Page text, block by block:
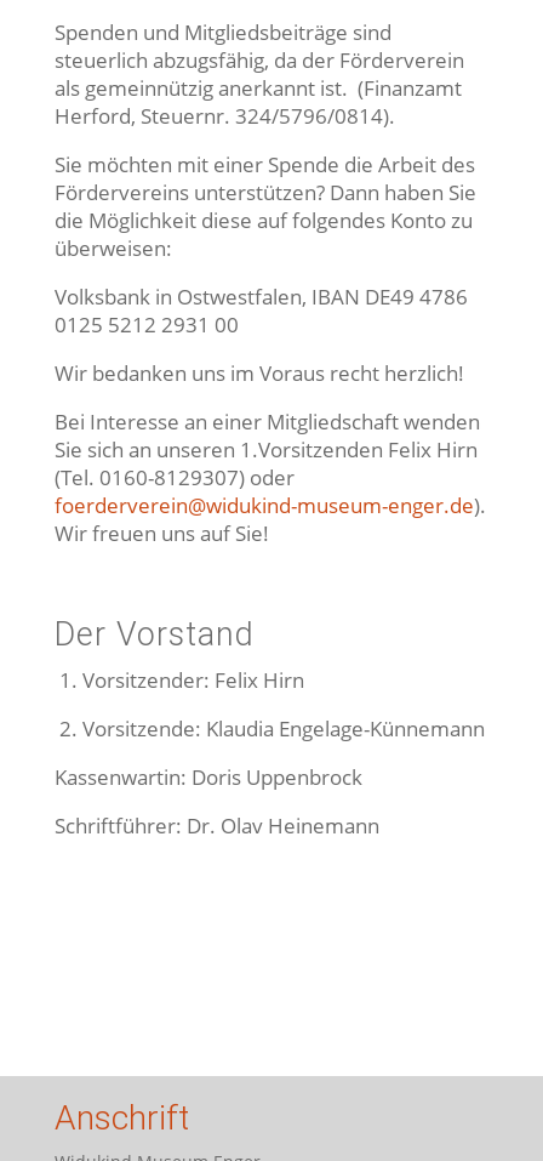
Spenden und Mitgliedsbeiträge sind
steuerlich abzugsfähig, da der Förderverein
als gemeinnützig anerkannt ist. (Finanzamt
Herford, Steuernr. 324/5796/0814).
Sie möchten mit einer Spende die Arbeit des
Fördervereins unterstützen? Dann haben Sie
die Möglichkeit diese auf folgendes Konto zu
überweisen:
Volksbank in Ostwestfalen, IBAN DE49 4786
0125 5212 2931 00
Wir bedanken uns im Voraus recht herzlich!
Bei Interesse an einer Mitgliedschaft wenden
Sie sich an unseren 1.Vorsitzenden Felix Hirn
(Tel. 0160-8129307) oder
foerderverein@widukind-museum-enger.de).
Wir freuen uns auf Sie!
Der Vorstand
1. Vorsitzender: Felix Hirn
2. Vorsitzende: Klaudia Engelage-Künnemann
Kassenwartin: Doris Uppenbrock
Schriftführer: Dr. Olav Heinemann
Anschrift